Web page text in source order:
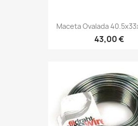
Maceta Ovalada
43,00 €